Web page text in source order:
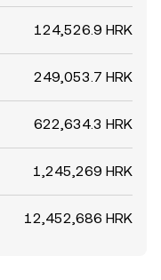
124,526.9 HRK
249,053.7 HRK
622,634.3 HRK
1,245,269 HRK
12,452,686 HRK